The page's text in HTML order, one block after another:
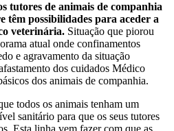
tutores de animais de companhia
têm possibilidades para aceder a
veterinária. Situação que piorou
atual onde confinamentos
e agravamento da situação
dos cuidados Médico
dos animais de companhia.
todos os animais tenham um
sanitário para que os seus tutores